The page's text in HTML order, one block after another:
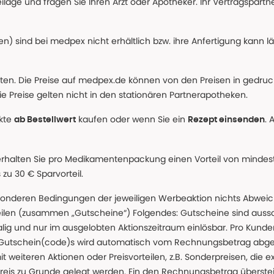
sind bei medpex nicht erhältlich bzw. ihre Anfertigung kann
Die Preise auf medpex.de können von den Preisen in
Preise gelten nicht in den stationären Partnerapotheken.
ab Bestellwert kaufen oder wenn Sie ein Rezept einsenden.
Sie pro Medikamentenpackung einen Vorteil von
30 € Sparvorteil.
Bedingungen der jeweiligen Werbeaktion nichts
(zusammen „Gutscheine“) Folgendes: Gutscheine sind
und nur im ausgelobten Aktionszeitraum einlösbar. Pro
wird automatisch vom Rechnungsbetrag
Aktionen oder Preisvorteilen, z.B. Sonderpreisen, die